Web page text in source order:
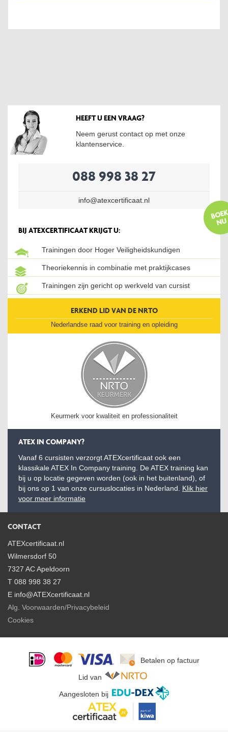
HEEFT U EEN VRAAG?
Neem gerust contact op met onze
klantenservice.
088 998 38 27
info@atexcertificaat.nl
BIJ ATEXCERTIFICAAT KRIJGT U:
Trainingen door Hoger Veiligheidskundigen
Theoriekennis in combinatie met praktijkcases
Trainingen zijn gericht op werkveld van cursist
ERKEND LID VAN DE NRTO
Nederlandse raad voor training en opleiding
Keurmerk voor kwaliteit en professionaliteit
ATEX IN COMPANY?
Vanaf 6 cursisten verzorgt ATEXcertificaat ook een
klassikale ATEX In Company training. De ATEX training kan
bij u op locatie gegeven worden (ook in het buitenland), of
bij ons op 1 van onze cursuslocaties in Nederland. Klik hier
voor meer informatie
CONTACT
ATEXcertificaat.nl
Wilmersdorf 50
7327 AC Apeldoorn
T 088 998 38 27
E info@ATEXcertificaat.nl
Alg. Voorwaarden/Privacybeleid
Cookies
Betalen op factuur
Lid van
Aangesloten bij